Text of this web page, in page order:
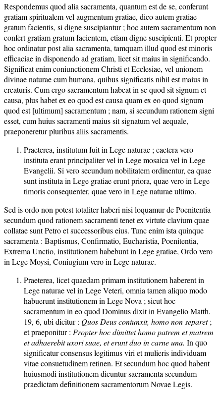
Respondemus quod alia sacramenta, quantum est de se, conferunt
gratiam spiritualem vel augmentum gratiae, dico autem gratiae
gratum facientis, si digne suscipiantur ; hoc autem sacramentum non
confert gratiam gratum facientem, etiam digne suscipienti. Et propter
hoc ordinatur post alia sacramenta, tamquam illud quod est minoris
efficaciae in disponendo ad gratiam, licet sit maius in significando.
Significat enim coniunctionem Christi et Ecclesiae, vel unionem
divinae naturae cum humana, quibus significatis nihil est maius in
creaturis. Cum ergo sacramentum habeat in se quod sit signum et
causa, plus habet ex eo quod est causa quam ex eo quod signum
quod est [ultimum] sacramentum ; nam, si secundum rationem signi
esset, cum huius sacramenti maius sit signatum vel aequale,
praeponeretur pluribus aliis sacramentis.
Praeterea, institutum fuit in Lege naturae ; caetera vero
instituta erant principaliter vel in Lege mosaica vel in Lege
Evangelii. Si vero secundum nobilitatem ordinentur, ea quae
sunt instituta in Lege gratiae erunt priora, quae vero in Lege
timoris consequenter, quae vero in Lege naturae ultimo.
Sed is ordo non potest totaliter haberi nisi loquamur de Poenitentia
secundum quod rationem sacramenti tenet ex virtute clavium quae
collatae sunt Petro et successoribus eius. Tunc enim ista quinque
sacramenta : Baptismus, Confirmatio, Eucharistia, Poenitentia,
Extrema Unctio, institutionem habebunt in Lege gratiae, Ordo vero
in Lege Moysi, Coniugium vero in Lege naturae.
Praeterea, licet quaedam primam institutionem haberent in
Lege naturae vel in Lege Veteri, omnia tamen aliquo modo
habuerunt institutionem in Lege Nova ; sicut hoc
sacramentum in eo quod Dominus dixit in Evangelio Matth.
19, 6, ubi dicitur : Quos Deus coniunxit, homo non separet;
et praeponitur : Propter hoc dimittet homo patrem et matrem
et adhaerebit uxori suae, et erunt duo in carne una. In quo
significatur consensus legitimus viri et mulieris individuam
vitae consuetudinem retinen. Et secundum hoc quod habent
huiusmodi institutionem dicuntur sacramenta secundum
praedictam definitionem sacramentorum Novae Legis.